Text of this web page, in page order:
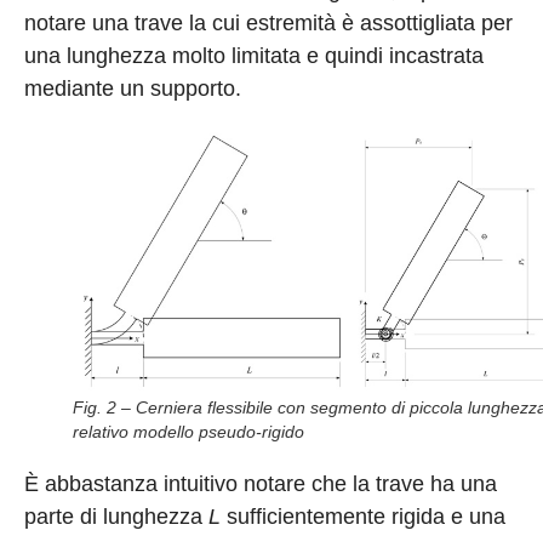
notare una trave la cui estremità è assottigliata per
una lunghezza molto limitata e quindi incastrata
mediante un supporto.
Fig. 2 – Cerniera flessibile con segmento di piccola
relativo modello pseudo-rigido
È abbastanza intuitivo notare che la trave ha una
parte di lunghezza L sufficientemente rigida e una